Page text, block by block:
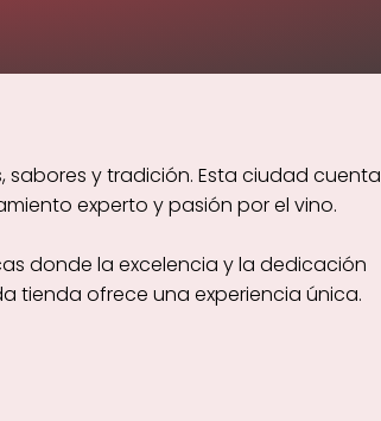
sabores y tradición. Esta ciudad cuenta
experto y pasión por el vino.
donde la excelencia y la dedicación
tienda ofrece una experiencia única.